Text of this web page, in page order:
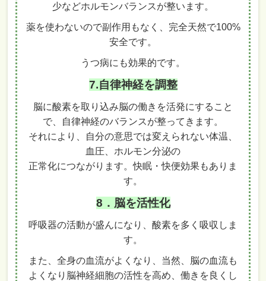
少などホルモンバランスが整います。
薬を使わないので副作用もなく、完全天然で100%
安全です。
うつ病にも効果的です。
7.自律神経を調整
脳に酸素を取り込み脳の働きを活発にすること
で、自律神経のバランスが整ってきます。
それにより、自分の意思では変えられない体温、
血圧、ホルモン分泌の
正常化につながります。快眠・快便効果もありま
す。
8．脳を活性化
呼吸器の活動が盛んになり、酸素を多く吸収しま
す。
また、全身の血流がよくなり、当然、脳の血流も
よくなり脳神経細胞の活性を高め、働きを良くし